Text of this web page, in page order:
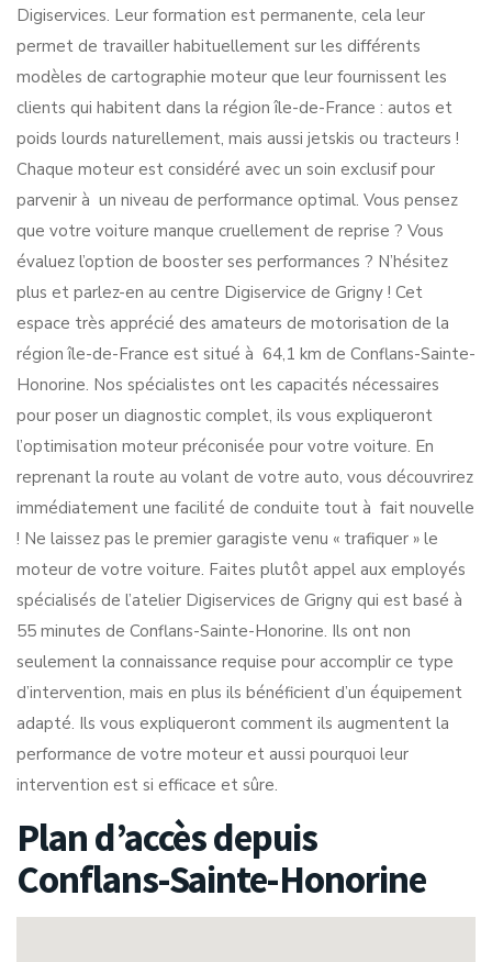
Digiservices. Leur formation est permanente, cela leur
permet de travailler habituellement sur les différents
modèles de cartographie moteur que leur fournissent les
clients qui habitent dans la région île-de-France : autos et
poids lourds naturellement, mais aussi jetskis ou tracteurs !
Chaque moteur est considéré avec un soin exclusif pour
parvenir à un niveau de performance optimal. Vous pensez
que votre voiture manque cruellement de reprise ? Vous
évaluez l’option de booster ses performances ? N’hésitez
plus et parlez-en au centre Digiservice de Grigny ! Cet
espace très apprécié des amateurs de motorisation de la
région île-de-France est situé à 64,1 km de Conflans-Sainte-
Honorine. Nos spécialistes ont les capacités nécessaires
pour poser un diagnostic complet, ils vous expliqueront
l’optimisation moteur préconisée pour votre voiture. En
reprenant la route au volant de votre auto, vous découvrirez
immédiatement une facilité de conduite tout à fait nouvelle
! Ne laissez pas le premier garagiste venu « trafiquer » le
moteur de votre voiture. Faites plutôt appel aux employés
spécialisés de l’atelier Digiservices de Grigny qui est basé à
55 minutes de Conflans-Sainte-Honorine. Ils ont non
seulement la connaissance requise pour accomplir ce type
d’intervention, mais en plus ils bénéficient d’un équipement
adapté. Ils vous expliqueront comment ils augmentent la
performance de votre moteur et aussi pourquoi leur
intervention est si efficace et sûre.
Plan d’accès depuis
Conflans-Sainte-Honorine